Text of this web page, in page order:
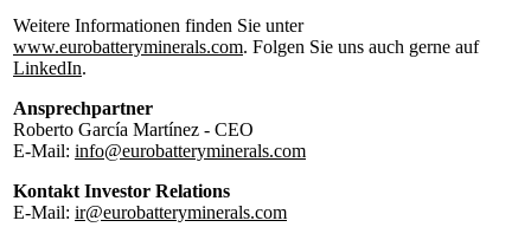
Weitere Informationen finden Sie unter
www.eurobatteryminerals.com. Folgen Sie uns auch gerne auf
LinkedIn.
Ansprechpartner
Roberto García Martínez - CEO
E-Mail: info@eurobatteryminerals.com
Kontakt Investor Relations
E-Mail: ir@eurobatteryminerals.com